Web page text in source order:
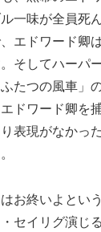
一味が全員死
エドワード卿
そしてハーパ
たつの風車」
ドワード卿を
表現がなかっ
お終いよとい
セイリグ演じ